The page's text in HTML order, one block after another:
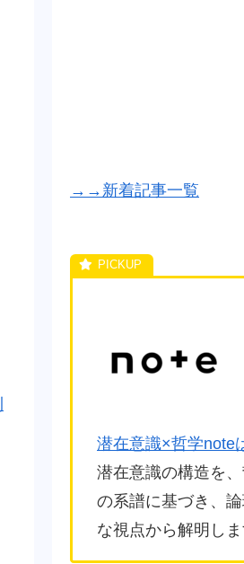
→→新着記事一覧
潜在意識×哲学note
潜在意識の構造を
の系譜に基づき、
な視点から解明しま